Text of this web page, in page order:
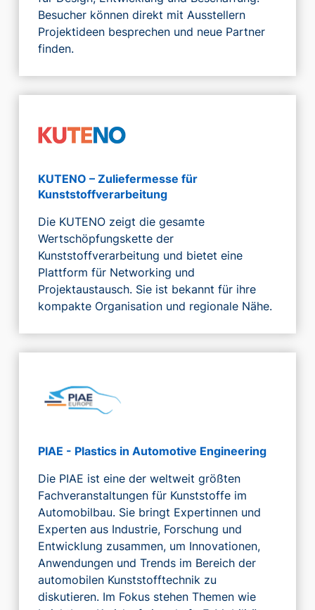
Besucher können direkt mit Ausstellern
Projektideen besprechen und neue Partner
finden.
KUTENO – Zuliefermesse für
Kunststoffverarbeitung
Die KUTENO zeigt die gesamte
Wertschöpfungskette der
Kunststoffverarbeitung und bietet eine
Plattform für Networking und
Projektaustausch. Sie ist bekannt für ihre
kompakte Organisation und regionale Nähe.
PIAE - Plastics in Automotive Engineering
Die PIAE ist eine der weltweit größten
Fachveranstaltungen für Kunststoffe im
Automobilbau. Sie bringt Expertinnen und
Experten aus Industrie, Forschung und
Entwicklung zusammen, um Innovationen,
Anwendungen und Trends im Bereich der
automobilen Kunststofftechnik zu
diskutieren. Im Fokus stehen Themen wie